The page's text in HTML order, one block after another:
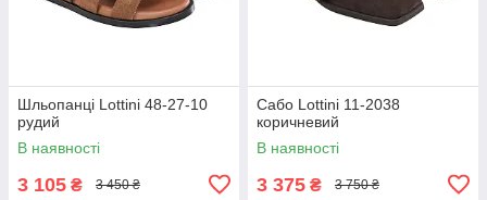
Шльопанці Lottini 48-27-10
рудий
В наявності
3 105 ₴ 3 450 ₴
Сабо Lottini 11-2038
коричневий
В наявності
3 375 ₴ 3 750 ₴